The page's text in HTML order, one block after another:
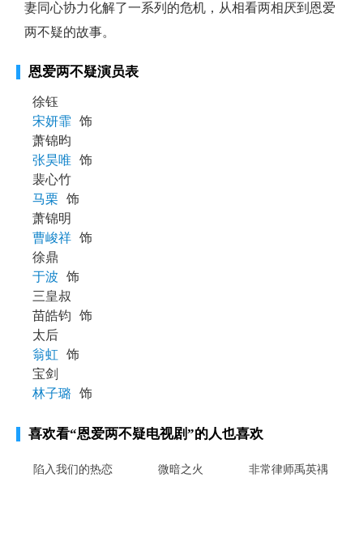
妻同心协力化解了一系列的危机，从相看两相厌到恩爱
两不疑的故事。
恩爱两不疑演员表
徐钰
宋妍霏 饰
萧锦昀
张昊唯 饰
裴心竹
马栗 饰
萧锦明
曹峻祥 饰
徐鼎
于波 饰
三皇叔
苗皓钧 饰
太后
翁虹 饰
宝剑
林子璐 饰
喜欢看“恩爱两不疑电视剧”的人也喜欢
陷入我们的热恋 微暗之火 非常律师禹英禑